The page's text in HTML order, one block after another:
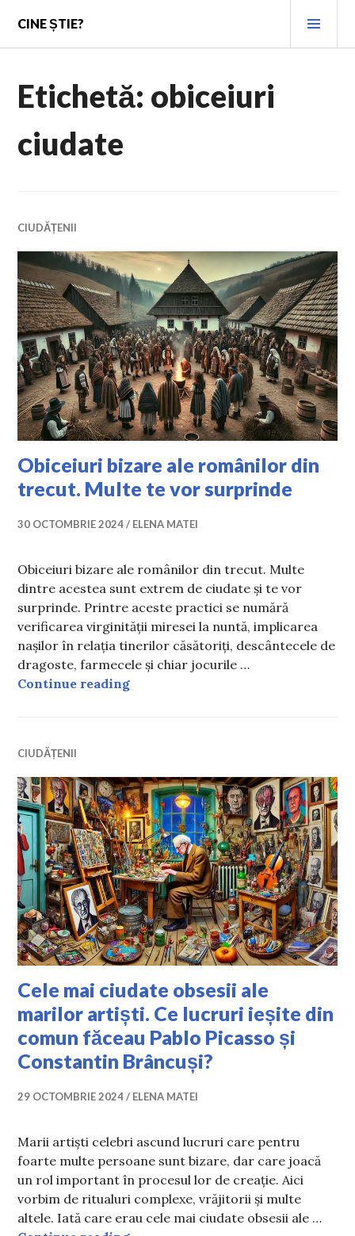
content
CINE ȘTIE?
Etichetă: obiceiuri
ciudate
CIUDĂȚENII
Obiceiuri bizare ale românilor din
trecut. Multe te vor surprinde
30 OCTOMBRIE 2024 ELENA MATEI
Obiceiuri bizare ale românilor din trecut. Multe
dintre acestea sunt extrem de ciudate și te vor
surprinde. Printre aceste practici se numără
verificarea virginității miresei la nuntă, implicarea
nașilor în relația tinerilor căsătoriți, descântecele de
dragoste, farmecele și chiar jocurile …
Continue readingObiceiuri bizare ale românilor
CIUDĂȚENII
Cele mai ciudate obsesii ale
marilor artiști. Ce lucruri ieșite din
comun făceau Pablo Picasso și
Constantin Brâncuși?
29 OCTOMBRIE 2024 ELENA MATEI
Marii artiști celebri ascund lucruri care pentru
foarte multe persoane sunt bizare, dar care joacă
un rol important în procesul lor de creație. Aici
vorbim de ritualuri complexe, vrăjitorii și multe
altele. Iată care erau cele mai ciudate obsesii ale …